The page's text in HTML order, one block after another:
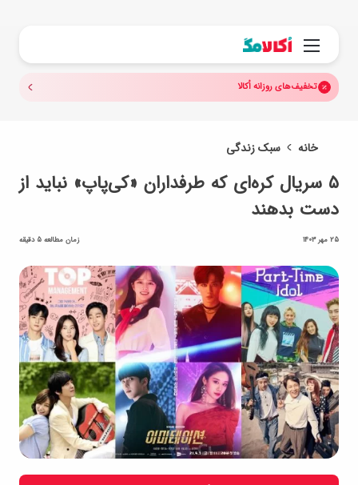
منو
تخفیف‌های روزانه اُکالا
خانه سبک زندگی
۵ سریال کره‌ای که طرفداران «کی‌پاپ» نباید از
دست بدهند
25 مهر 1403 زمان مطالعه 5 دقیقه